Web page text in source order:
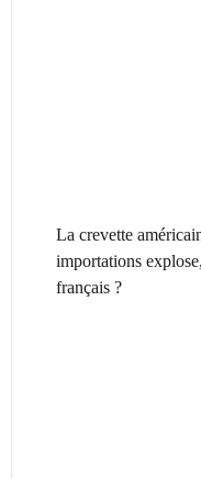
La crevette
importations
français ?